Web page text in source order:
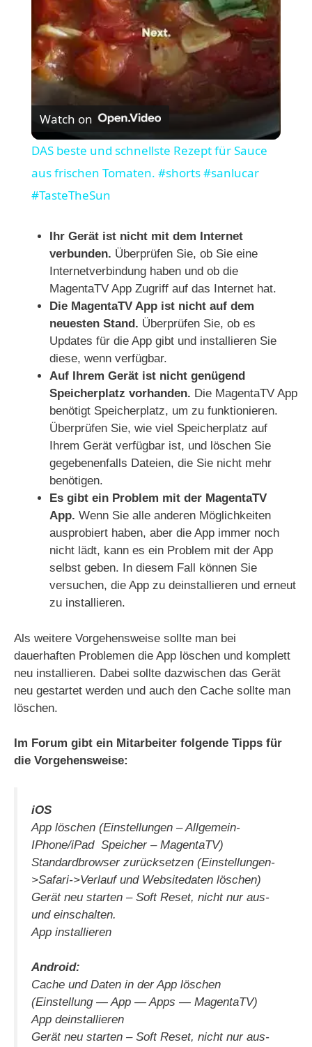
a
y
V
i
e
o
Watch on
DAS beste und schnellste Rezept für Sauce
aus frischen Tomaten. #shorts #sanlucar
#TasteTheSun
Ihr Gerät ist nicht mit dem Internet
verbunden. Überprüfen Sie, ob Sie eine
Internetverbindung haben und ob die
MagentaTV App Zugriff auf das Internet hat.
Die MagentaTV App ist nicht auf dem
neuesten Stand. Überprüfen Sie, ob es
Updates für die App gibt und installieren Sie
diese, wenn verfügbar.
Auf Ihrem Gerät ist nicht genügend
Speicherplatz vorhanden. Die MagentaTV App
benötigt Speicherplatz, um zu funktionieren.
Überprüfen Sie, wie viel Speicherplatz auf
Ihrem Gerät verfügbar ist, und löschen Sie
gegebenenfalls Dateien, die Sie nicht mehr
benötigen.
Es gibt ein Problem mit der MagentaTV
App. Wenn Sie alle anderen Möglichkeiten
ausprobiert haben, aber die App immer noch
nicht lädt, kann es ein Problem mit der App
selbst geben. In diesem Fall können Sie
versuchen, die App zu deinstallieren und erneut
zu installieren.
Als weitere Vorgehensweise sollte man bei
dauerhaften Problemen die App löschen und komplett
neu installieren. Dabei sollte dazwischen das Gerät
neu gestartet werden und auch den Cache sollte man
löschen.
Im Forum gibt ein Mitarbeiter folgende Tipps für
die Vorgehensweise:
iOS
App löschen (Einstellungen – Allgemein-
IPhone/iPad Speicher – MagentaTV)
Standardbrowser zurücksetzen (Einstellungen-
>Safari->Verlauf und Websitedaten löschen)
Gerät neu starten – Soft Reset, nicht nur aus-
und einschalten.
App installieren
Android:
Cache und Daten in der App löschen
(Einstellung — App — Apps — MagentaTV)
App deinstallieren
Gerät neu starten – Soft Reset, nicht nur aus-